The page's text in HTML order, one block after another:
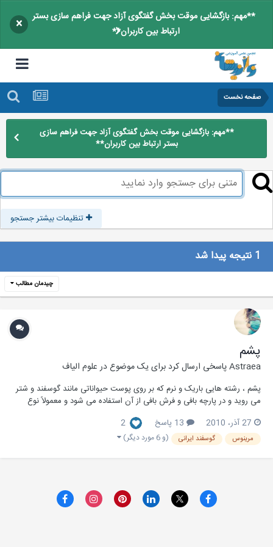
**مهم: بازگشایی موقت بخش گفتگوی آزاد جهت فراهم سازی بستر
ارتباط بین کاربران**
×
صفحه نخست
**مهم: بازگشایی موقت بخش گفتگوی آزاد جهت فراهم سازی
بستر ارتباط بین کاربران**
تنظیمات بیشتر جستجو
چیدمان مطالب
پشم
Astraeaپاسخی ارسال کرد برای یک موضوع درعلوم الیاف
پشم ، رشته هایی باریک و نرم که بر روی پوست حیواناتی مانند گوسفند و شتر
می روید و در پارچه بافی و فرش بافی از آن استفاده می شود و معمولاً نوع
جانور، فصل پشم چینی و شرایط آب وهوایی بستگی دارد. پشم از جهت ظرافت
و ضخامت ، به سه دسته تق...
27 آذر، 2010 13 پاسخ 2
مرینوس گوسفند ایرانی (و 6 مورد دیگر)